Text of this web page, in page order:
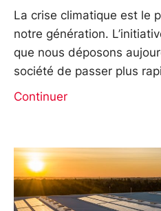
La crise climatique est le
notre génération.
que nous déposons
société de passer plus
Continuer